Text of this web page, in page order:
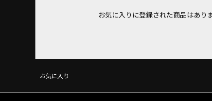
お気に入りに登録された商品はあり
お気に入り